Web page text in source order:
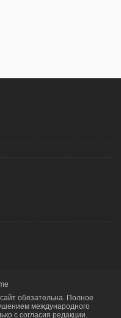
обязательна. Полное
международного
с согласия редакции.